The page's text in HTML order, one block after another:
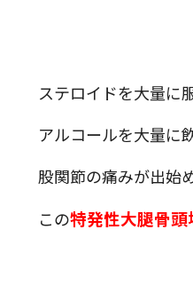
ステロイドを大量に
アルコールを大量に
股関節の痛みが出始
この特発性大腿骨頭